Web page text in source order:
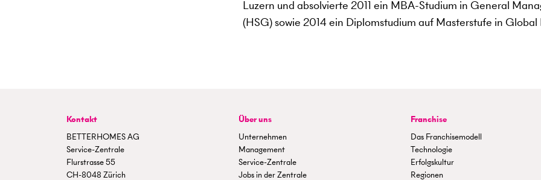
Luzern und absolvierte 2011 ein MBA-Studium in General
(HSG) sowie 2014 ein Diplomstudium auf Masterstufe in
Kontakt
BETTERHOMES AG
Service-Zentrale
Flurstrasse 55
CH-8048 Zürich
Über uns
Unternehmen
Management
Service-Zentrale
Jobs in der Zentrale
Franchise
Das Franchisemodell
Technologie
Erfolgskultur
Regionen